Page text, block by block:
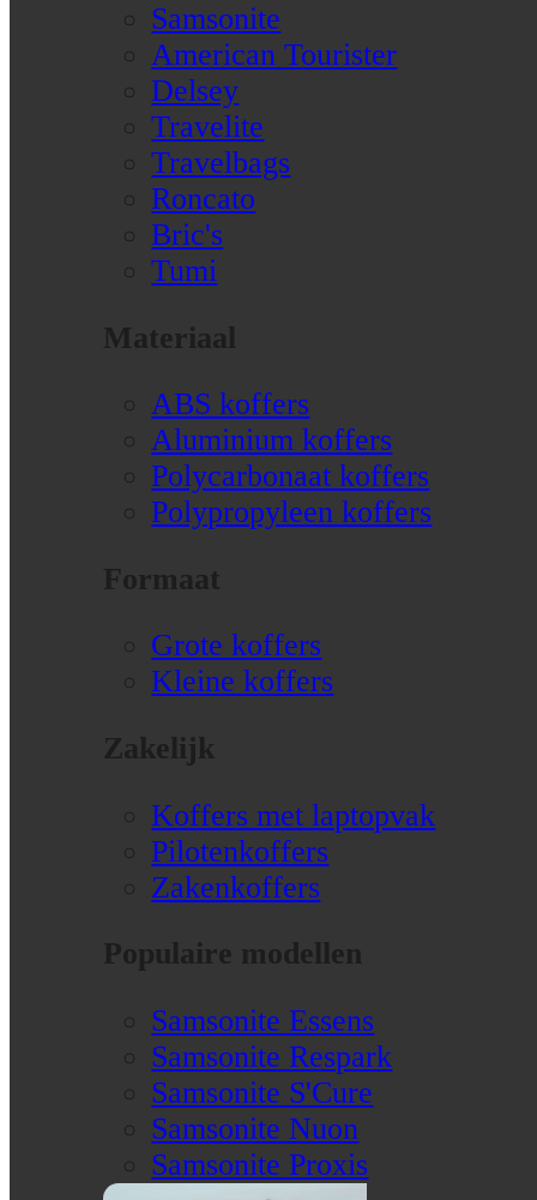
Samsonite
American Tourister
Delsey
Travelite
Travelbags
Roncato
Bric's
Tumi
Materiaal
ABS koffers
Aluminium koffers
Polycarbonaat koffers
Polypropyleen koffers
Formaat
Grote koffers
Kleine koffers
Zakelijk
Koffers met laptopvak
Pilotenkoffers
Zakenkoffers
Populaire modellen
Samsonite Essens
Samsonite Respark
Samsonite S'Cure
Samsonite Nuon
Samsonite Proxis